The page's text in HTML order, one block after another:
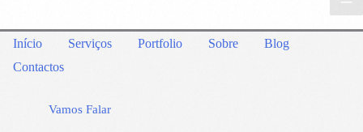
Início Serviços Portfolio Sobre
Blog
Contactos
Vamos Falar